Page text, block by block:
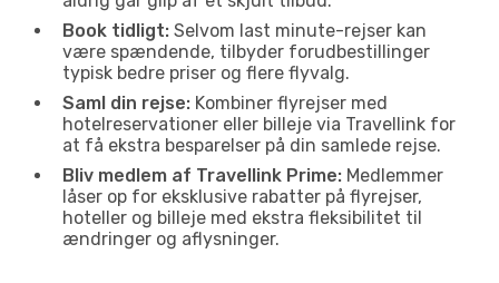
Book tidligt: Selvom last minute-rejser kan
være spændende, tilbyder forudbestillinger
typisk bedre priser og flere flyvalg.
Saml din rejse: Kombiner flyrejser med
hotelreservationer eller billeje via Travellink for
at få ekstra besparelser på din samlede rejse.
Bliv medlem af Travellink Prime: Medlemmer
låser op for eksklusive rabatter på flyrejser,
hoteller og billeje med ekstra fleksibilitet til
ændringer og aflysninger.